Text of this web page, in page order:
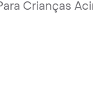
Crianças